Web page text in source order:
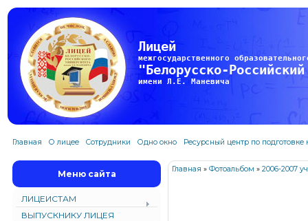
Лицей
межгосударственного
"Белорусско-
имени Л.Е. Маневича
Главная О лицее Сотрудники Одно окно Ресурсный центр по подготовке
Меню сайта
ЛИЦЕИСТАМ
ВЫПУСКНИКУ ЛИЦЕЯ
Главная » Фотоальбом » 2006-2007